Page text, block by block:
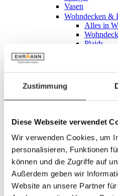
Zustimmung
Diese Webseite verwendet
Wir verwenden Cookies, um
personalisieren, Funktionen
können und die Zugriffe auf
Außerdem geben wir
Website an unsere Partner
Vasen
Wohndecken &
Alles in
Plaids
Kerzen &
Kerzen
Geschenkartikel
Küchen
Unsere Küchenwelt
Unsere Standorte
Alles in Unsere
Küchenstudio
Küchenstudio